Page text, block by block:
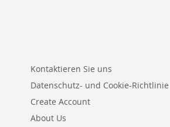
Kontaktieren Sie uns
Datenschutz- und Cookie-Richtlinie
Create Account
About Us